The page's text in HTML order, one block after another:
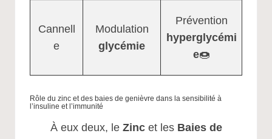
Cannell
e
Modulation
glycémie
Prévention
hyperglycémi
e🍩
Rôle du zinc et des baies de genièvre dans la sensibilité à
l’insuline et l’immunité
À eux deux, le Zincet les Baies de